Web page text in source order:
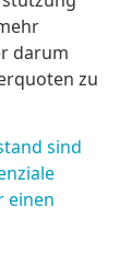
darum
zu
sind
einen